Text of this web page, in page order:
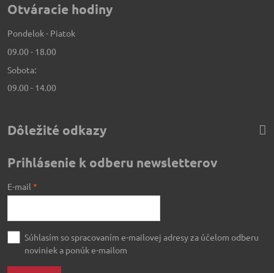
Otváracie hodiny
Pondelok - Piatok
09.00 - 18.00
Sobota:
09.00 - 14.00
Dôležité odkazy
Prihlásenie k odberu newsletterov
E-mail *
Súhlasím so spracovaním e-mailovej adresy za účelom odberu
noviniek a ponúk e-mailom